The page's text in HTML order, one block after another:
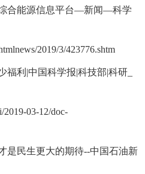
合能源信息平台—新闻—科学
2019/3/423776.shtm
利|中国科学报|科技部|科研_
2019-03-12/doc-
是民生更大的期待--中国石油新